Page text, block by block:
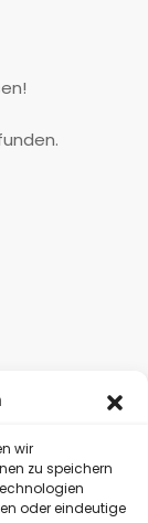
wir
zu speichern
oder eindeutige